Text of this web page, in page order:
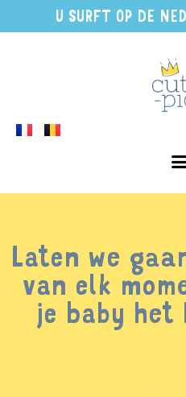
U SURFT OP DE
Laten we
van elk
je baby